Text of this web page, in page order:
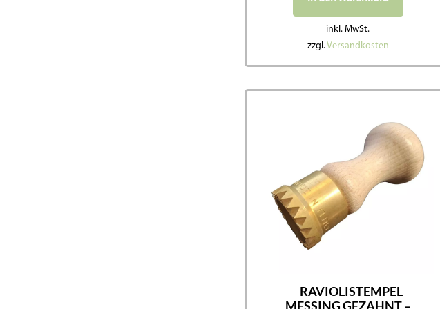
inkl. MwSt.
zzgl.Versandkosten
RAVIOLISTEMPEL
MESSING GEZAHNT –